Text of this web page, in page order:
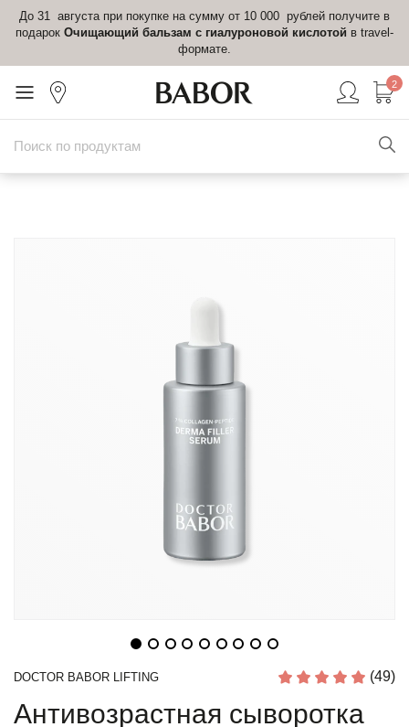
До 31 августа при покупке на сумму от 10 000 рублей получите в
подарок Очищающий бальзам с гиалуроновой кислотой в travel-
формате.
2
DOCTOR BABOR LIFTING (49)
Антивозрастная сыворотка